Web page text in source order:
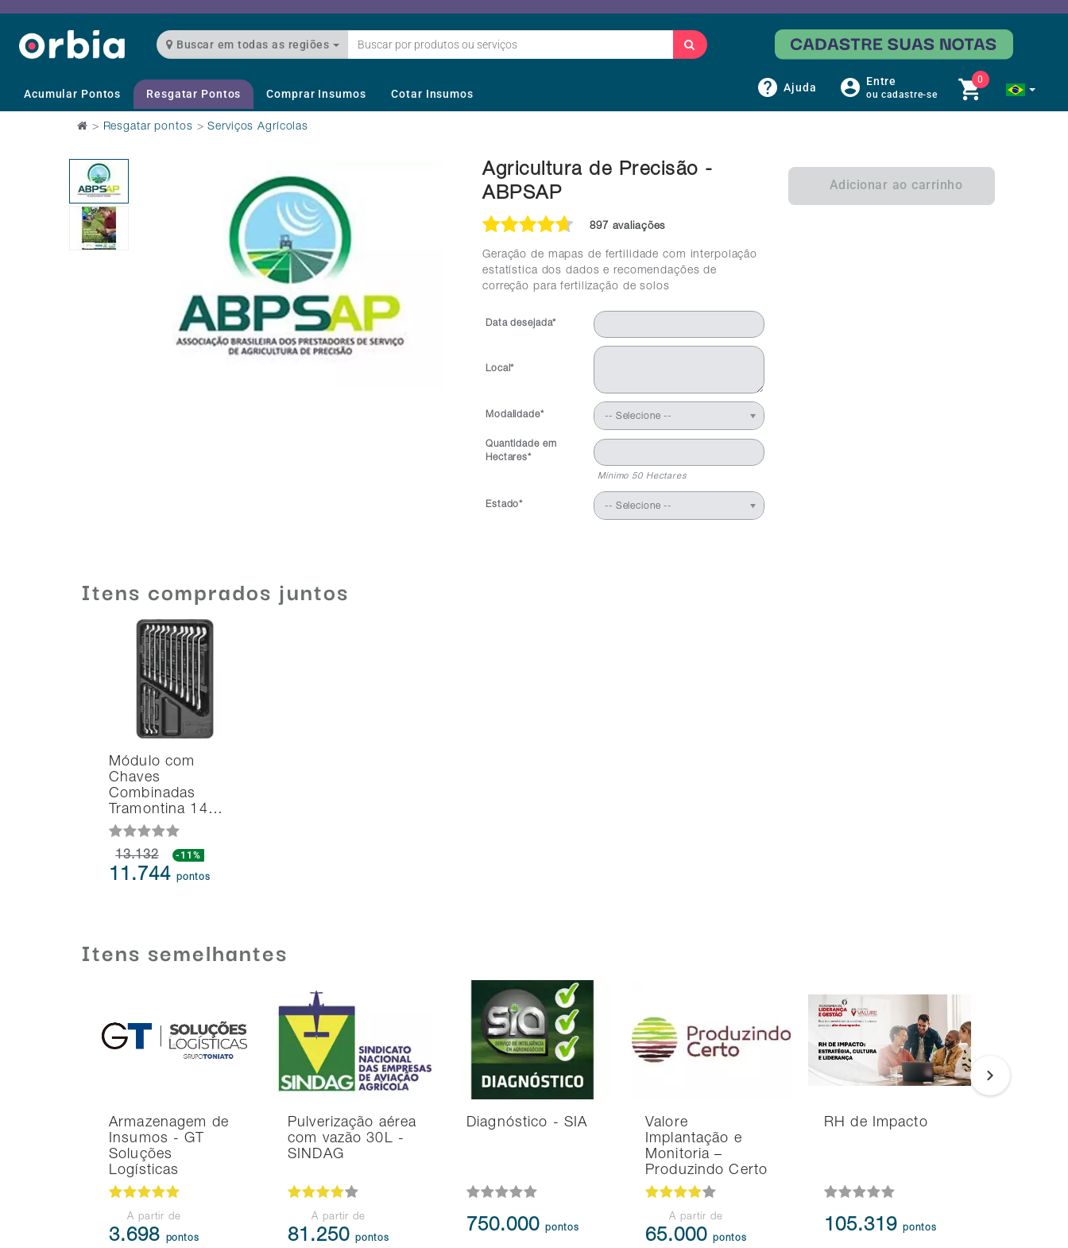
Buscar em todas as regiões
Acumular Pontos Resgatar Pontos Comprar Insumos Cotar Insumos Ajuda Entre
ou cadastre-se
0
> Resgatar pontos >Serviços Agrícolas
Agricultura de Precisão -
ABPSAP
897 avaliações
Geração de mapas de fertilidade com interpolação
estatística dos dados e recomendações de
correção para fertilização de solos
Data desejada*
Local*
Modalidade* -- Selecione --
Quantidade em
Hectares*
Mínimo 50 Hectares
Estado* -- Selecione --
Adicionar ao carrinho
Itens comprados juntos
Módulo com
Chaves
Combinadas
Tramontina 14…
13.132 -11%
11.744pontos
Itens semelhantes
Armazenagem de
Insumos - GT
Soluções
Logísticas
A partir de
3.698 pontos
Pulverização aérea
com vazão 30L -
SINDAG
A partir de
81.250pontos
Diagnóstico - SIA
750.000pontos
Valore
Implantação e
Monitoria –
Produzindo Certo
A partir de
65.000pontos
RH de Impacto
105.319pontos